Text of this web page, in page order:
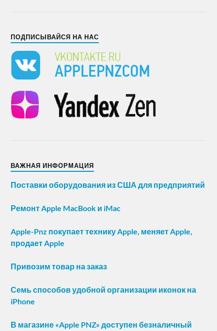
ПОДПИСЫВАЙСЯ НА НАС
ВАЖНАЯ ИНФОРМАЦИЯ
Поставки оборудования из США для предприятий
Ремонт Apple MacBook и iMac
Apple-Pnz покупает технику Apple, меняет Apple,
продает Apple
Привозим товар на заказ
Семь способов удобной организации иконок на
iPhone
В магазине «Apple PNZ» доступен безналичный